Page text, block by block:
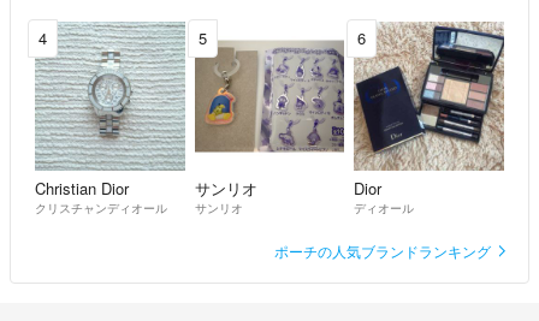
4
Christian Dior
クリスチャンディオール
5
サンリオ
サンリオ
6
Dior
ディオール
ポーチの人気ブランドランキング